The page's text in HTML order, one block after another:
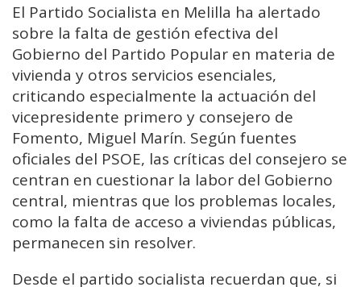
El Partido Socialista en Melilla ha alertado
sobre la falta de gestión efectiva del
Gobierno del Partido Popular en materia de
vivienda y otros servicios esenciales,
criticando especialmente la actuación del
vicepresidente primero y consejero de
Fomento, Miguel Marín. Según fuentes
oficiales del PSOE, las críticas del consejero se
centran en cuestionar la labor del Gobierno
central, mientras que los problemas locales,
como la falta de acceso a viviendas públicas,
permanecen sin resolver.
Desde el partido socialista recuerdan que, si